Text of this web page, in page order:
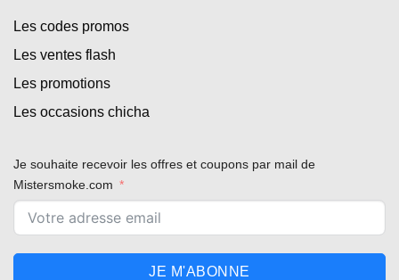
Les codes promos
Les ventes flash
Les promotions
Les occasions chicha
Je souhaite recevoir les offres et coupons par mail de
Mistersmoke.com
JE M'ABONNE